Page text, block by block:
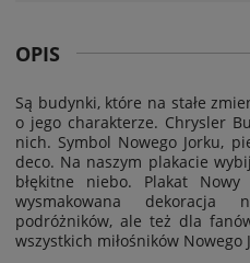
OPIS
Są budynki, które na stałe
o jego charakterze. Chrysler
nich. Symbol Nowego Jorku,
deco. Na naszym plakacie
błękitne niebo. Plakat
wysmakowana
podróżników, ale też dla
wszystkich miłośników Nowego